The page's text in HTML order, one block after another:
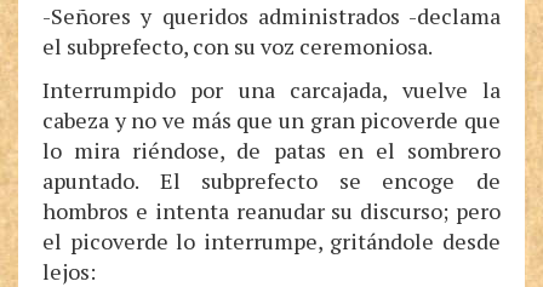
-Señores y queridos administrados -declama
el subprefecto, con su voz ceremoniosa.
Interrumpido por una carcajada, vuelve la
cabeza y no ve más que un gran picoverde que
lo mira riéndose, de patas en el sombrero
apuntado. El subprefecto se encoge de
hombros e intenta reanudar su discurso; pero
el picoverde lo interrumpe, gritándole desde
lejos: